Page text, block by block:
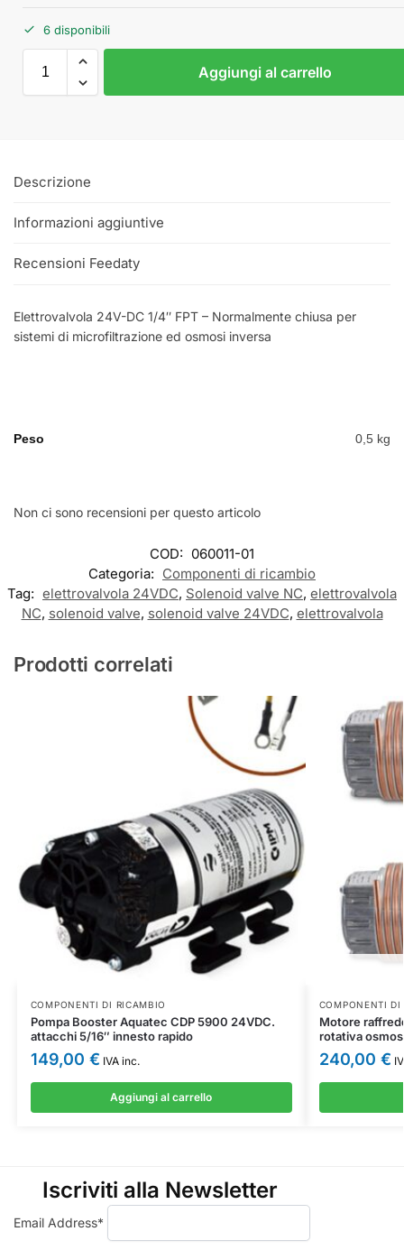
6 disponibili
Aggiungi al carrello
Descrizione
Informazioni aggiuntive
Recensioni Feedaty
Elettrovalvola 24V-DC 1/4″ FPT – Normalmente chiusa per
sistemi di microfiltrazione ed osmosi inversa
Peso 0,5 kg
Non ci sono recensioni per questo articolo
COD: 060011-01
Categoria: Componenti di ricambio
Tag: elettrovalvola 24VDC, Solenoid valve NC, elettrovalvola
NC, solenoid valve, solenoid valve 24VDC, elettrovalvola
Prodotti correlati
COMPONENTI DI RICAMBIO
Pompa Booster Aquatec CDP 5900 24VDC.
attacchi 5/16″ innesto rapido
149,00 € IVA inc.
Aggiungi al carrello
COMPONENTI DI
Motore
rotativa
240,00 €
Iscriviti alla Newsletter
Email Address*